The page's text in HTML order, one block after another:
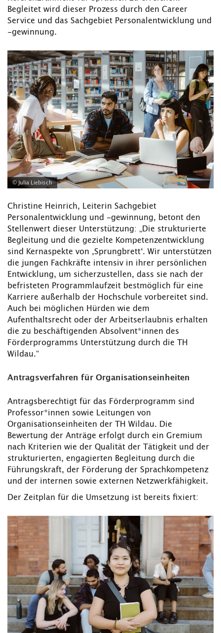
Begleitet wird dieser Prozess durch den Career
Service und das Sachgebiet Personalentwicklung und
-gewinnung.
© Julia Liebisch
Christine Heinrich, Leiterin Sachgebiet
Personalentwicklung und -gewinnung, betont den
Stellenwert dieser Unterstützung: „Die strukturierte
Begleitung und die gezielte Kompetenzentwicklung
sind Kernaspekte von ‚Sprungbrett‘. Wir unterstützen
die jungen Fachkräfte intensiv in ihrer persönlichen
Entwicklung, um sicherzustellen, dass sie nach der
befristeten Programmlaufzeit bestmöglich für eine
Karriere außerhalb der Hochschule vorbereitet sind.
Auch bei möglichen Hürden wie dem
Aufenthaltsrecht oder der Arbeitserlaubnis erhalten
die zu beschäftigenden Absolvent*innen des
Förderprogramms Unterstützung durch die TH
Wildau.“
Antragsverfahren für Organisationseinheiten
Antragsberechtigt für das Förderprogramm sind
Professor*innen sowie Leitungen von
Organisationseinheiten der TH Wildau. Die
Bewertung der Anträge erfolgt durch ein Gremium
nach Kriterien wie der Qualität der Tätigkeit und der
strukturierten, engagierten Begleitung durch die
Führungskraft, der Förderung der Sprachkompetenz
und der internen sowie externen Netzwerkfähigkeit.
Der Zeitplan für die Umsetzung ist bereits fixiert: